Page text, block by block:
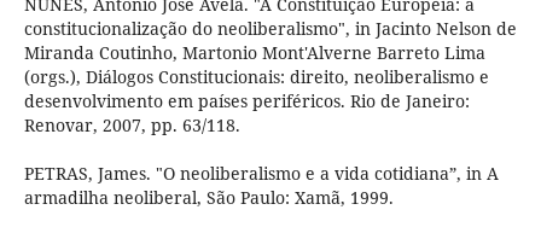
constitucionalização do neoliberalismo", in Jacinto Nelson de
Miranda Coutinho, Martonio Mont'Alverne Barreto Lima
(orgs.), Diálogos Constitucionais: direito, neoliberalismo e
desenvolvimento em países periféricos. Rio de Janeiro:
Renovar, 2007, pp. 63/118.
PETRAS, James. "O neoliberalismo e a vida cotidiana”, in A
armadilha neoliberal, São Paulo: Xamã, 1999.